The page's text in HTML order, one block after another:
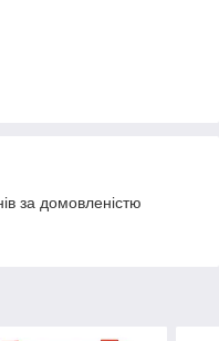
за домовленістю